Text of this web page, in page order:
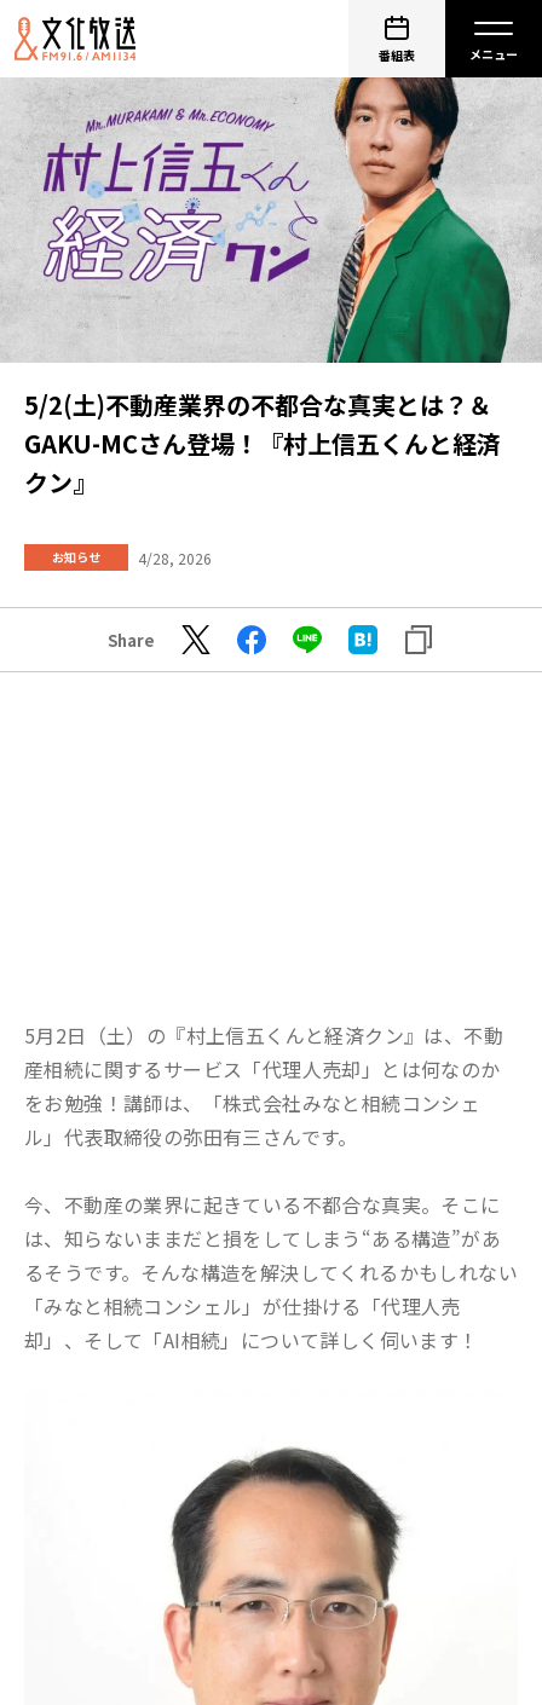
番組表
5/2(土)不動産業界の不都合な真実とは？＆
GAKU-MCさん登場！『村上信五くんと経済
クン』
お知らせ 4/28, 2026
Share
5月2日（土）の『村上信五くんと経済クン』は、不動
産相続に関するサービス「代理人売却」とは何なのか
をお勉強！講師は、「株式会社みなと相続コンシェ
ル」代表取締役の弥田有三さんです。
今、不動産の業界に起きている不都合な真実。そこに
は、知らないままだと損をしてしまう“ある構造”があ
るそうです。そんな構造を解決してくれるかもしれない
「みなと相続コンシェル」が仕掛ける「代理人売
却」、そして「AI相続」について詳しく伺います！